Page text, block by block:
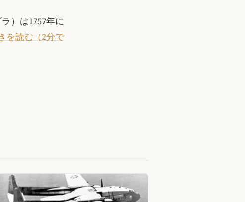
）は1757年に
を読む（2分で